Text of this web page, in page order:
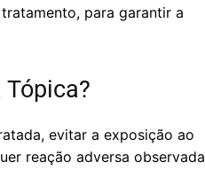
para garantir a
evitar a exposição ao
reação adversa observada